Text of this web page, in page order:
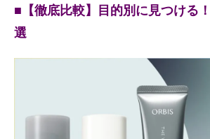
■【徹底比較】目的別に見つける
選